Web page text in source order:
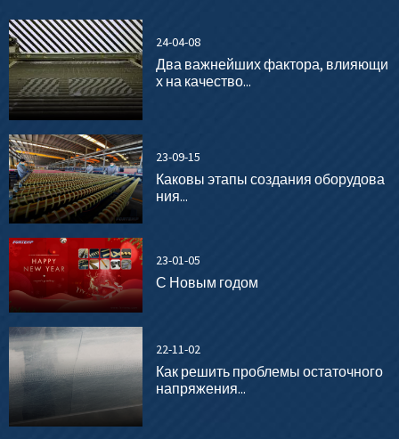
24-04-08
Два важнейших фактора, влияющи
х на качество...
23-09-15
Каковы этапы создания оборудова
ния...
23-01-05
С Новым годом
22-11-02
Как решить проблемы остаточного
напряжения...